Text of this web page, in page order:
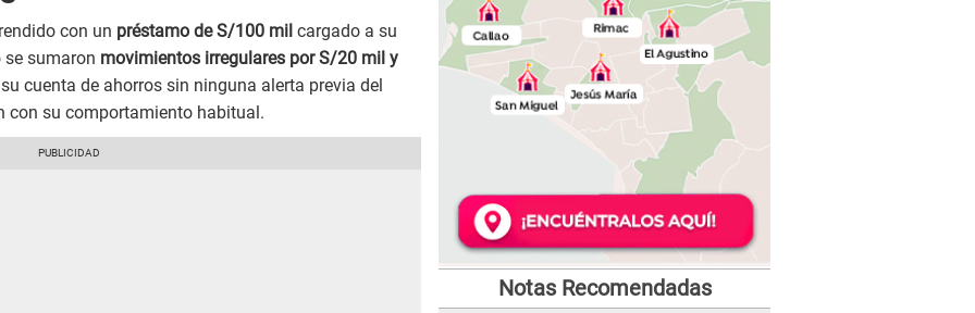
con un préstamo de S/100 mil cargado a su
sumaron movimientos irregulares por S/20 mil y
cuenta de ahorros sin ninguna alerta previa del
con su comportamiento habitual.
Notas Recomendadas